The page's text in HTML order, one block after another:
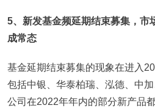
5、新发基金频延期结束募集，市
成常态
基金延期结束募集的现象在进入
包括中银、华泰柏瑞、泓德、中
公司在2022年年内的部分新产品